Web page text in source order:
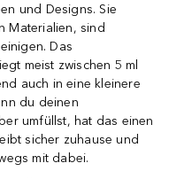
und Designs. Sie
Materialien, sind
Das
meist zwischen 5 ml
auch in eine kleinere
du deinen
umfüllst, hat das einen
sicher zuhause und
mit dabei.